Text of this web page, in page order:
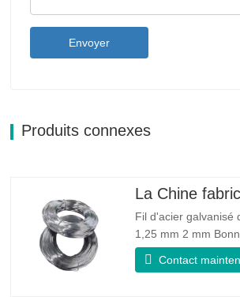
Envoyer
Produits connexes
Fil d'acier galvanisé
1,25 mm 2 mm
peut améliorer
et rouille sur le fil
Contact